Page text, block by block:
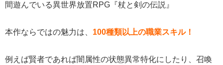
間遊んでいる異世界放置RPG『杖と剣の伝説』
本作ならではの魅力は、 100種類以上の職業スキル！
例えば賢者であれば闇属性の状態異常特化にしたり、召喚